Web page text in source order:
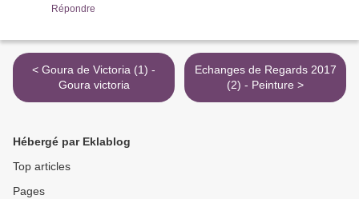
Répondre
< Goura de Victoria (1) -
Goura victoria
Echanges de Regards 2017
(2) - Peinture >
Hébergé par Eklablog
Top articles
Pages